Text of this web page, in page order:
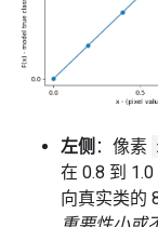
左侧 ：像素
在 0.8 到
向真实类的